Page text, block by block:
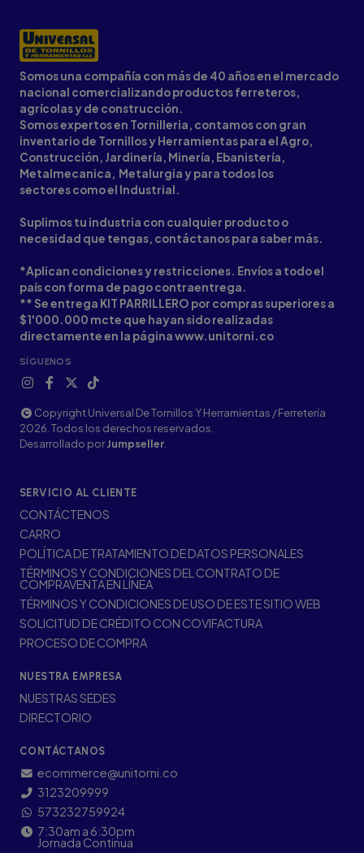
Somos una compañía con más de 40 años en el mercado
nacional comercializando productos ferreteros,
agrícolas y de construcción.
Somos expertos en Tornilleria, contamos con gran
inventario de Tornillos y Herramientas para el Agro,
Construcción, Jardinería, Minería, Ebanistería,
Metalmecanica, Metalurgia y para todos los
sectores como el Industrial.
Suplimos tu industria con cualquier producto o
necesidad que tengas, contáctanos para saber más.
*Aplican condiciones y restricciones. Envíos a todo el
país con forma de pago contraentrega.
** Se entrega KIT PARRILLERO por compras superiores a
$1'000.000 mcte que hayan sido realizadas
directamente en la página www.unitorni.co
SÍGUENOS
Copyright Universal De Tornillos Y Herramientas / Ferretería
2026. Todos los derechos reservados.
Desarrollado porJumpseller
SERVICIO AL CLIENTE
CONTÁCTENOS
CARRO
POLÍTICA DE TRATAMIENTO DE DATOS PERSONALES
TÉRMINOS Y CONDICIONES DEL CONTRATO DE
COMPRAVENTA EN LÍNEA
TÉRMINOS Y CONDICIONES DE USO DE ESTE SITIO WEB
SOLICITUD DE CRÉDITO CON COVIFACTURA
PROCESO DE COMPRA
NUESTRA EMPRESA
NUESTRAS SEDES
DIRECTORIO
CONTÁCTANOS
ecommerce@unitorni.co
3123209999
573232759924
7:30am a 6:30pm
Jornada Continua